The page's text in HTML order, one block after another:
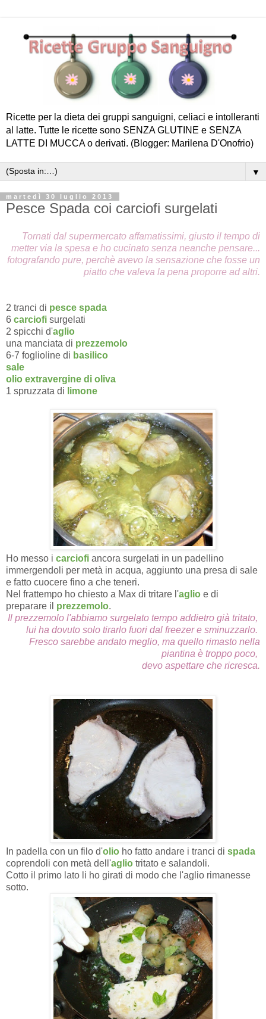
Ricette per la dieta dei gruppi sanguigni, celiaci e intolleranti
al latte. Tutte le ricette sono SENZA GLUTINE e SENZA
LATTE DI MUCCA o derivati. (Blogger: Marilena D'Onofrio)
▼
martedì 30 luglio 2013
Pesce Spada coi carciofi surgelati
Tornati dal supermercato affamatissimi, giusto il tempo di
metter via la spesa e ho cucinato senza neanche pensare...
fotografando pure, perchè avevo la sensazione che fosse un
piatto che valeva la pena proporre ad altri.
2 tranci di pesce spada
6 carciofi surgelati
2 spicchi d'aglio
una manciata di prezzemolo
6-7 foglioline di basilico
sale
olio extravergine di oliva
1 spruzzata di limone
Ho messo i carciofi ancora surgelati in un padellino
immergendoli per metà in acqua, aggiunto una presa di sale
e fatto cuocere fino a che teneri.
Nel frattempo ho chiesto a Max di tritare l'aglio e di
preparare il prezzemolo.
Il prezzemolo l'abbiamo surgelato tempo addietro già tritato,
lui ha dovuto solo tirarlo fuori dal freezer e sminuzzarlo.
Fresco sarebbe andato meglio, ma quello rimasto nella
piantina è troppo poco,
devo aspettare che ricresca.
In padella con un filo d'olio ho fatto andare i tranci di spada
coprendoli con metà dell'aglio tritato e salandoli.
Cotto il primo lato li ho girati di modo che l'aglio rimanesse
sotto.